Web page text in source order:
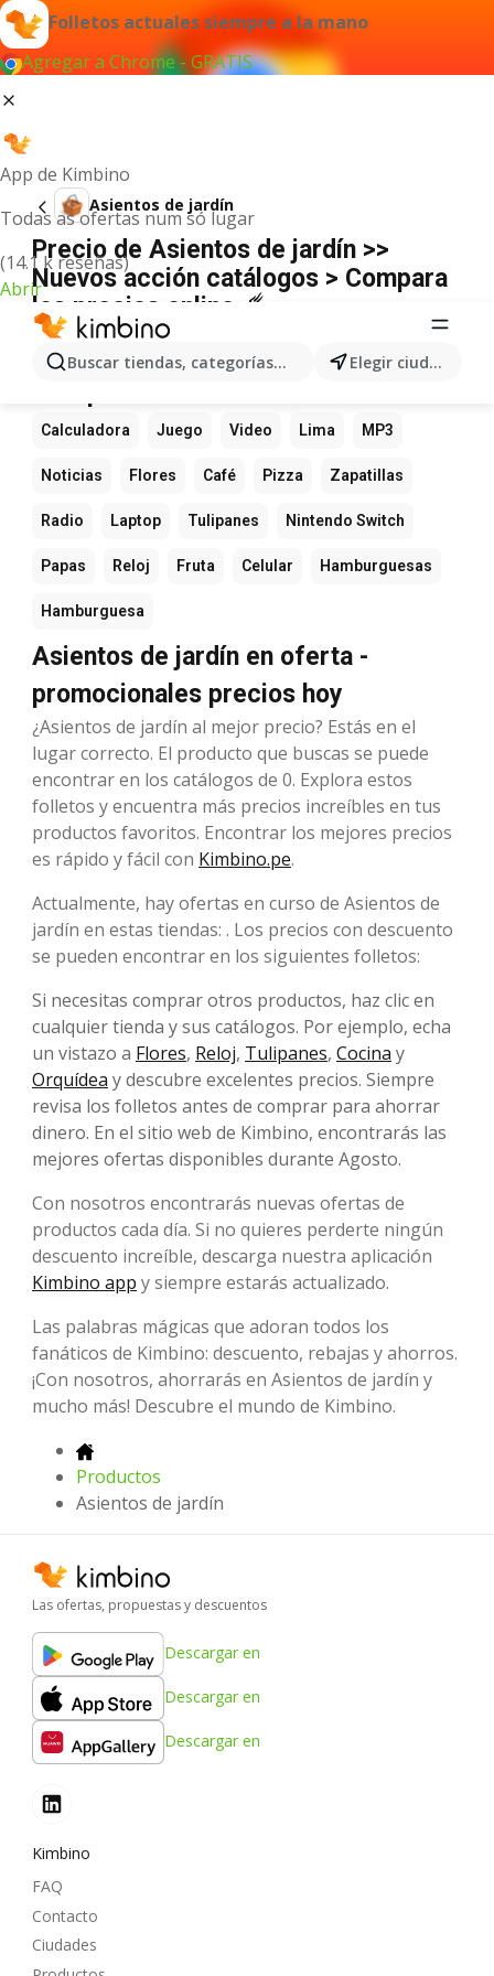
Folletos actuales siempre a la mano
Agregar a Chrome - GRATIS
App de Kimbino
Todas as ofertas num só lugar
(14.1 k reseñas)
Abrir
Buscar tiendas, categorías, productos... Elegir ciudad
Asientos de jardín
Precio de Asientos de jardín >>
Nuevos acción catálogos > Compara
los precios online ☄️
No hemos encontrado resultados para este
término.
Calculadora Juego Video Lima MP3
Noticias Flores Café Pizza Zapatillas
Radio Laptop Tulipanes Nintendo Switch
Papas Reloj Fruta Celular Hamburguesas
Hamburguesa
Asientos de jardín en oferta -
promocionales precios hoy
¿Asientos de jardín al mejor precio? Estás en el
lugar correcto. El producto que buscas se puede
encontrar en los catálogos de 0. Explora estos
folletos y encuentra más precios increíbles en tus
productos favoritos. Encontrar los mejores precios
es rápido y fácil con Kimbino.pe.
Actualmente, hay ofertas en curso de Asientos de
jardín en estas tiendas: . Los precios con descuento
se pueden encontrar en los siguientes folletos:
Si necesitas comprar otros productos, haz clic en
cualquier tienda y sus catálogos. Por ejemplo, echa
un vistazo a Flores, Reloj, Tulipanes, Cocina y
Orquídea y descubre excelentes precios. Siempre
revisa los folletos antes de comprar para ahorrar
dinero. En el sitio web de Kimbino, encontrarás las
mejores ofertas disponibles durante Agosto.
Con nosotros encontrarás nuevas ofertas de
productos cada día. Si no quieres perderte ningún
descuento increíble, descarga nuestra aplicación
Kimbino app y siempre estarás actualizado.
Las palabras mágicas que adoran todos los
fanáticos de Kimbino: descuento, rebajas y ahorros.
¡Con nosotros, ahorrarás en Asientos de jardín y
mucho más! Descubre el mundo de Kimbino.
Productos
Asientos de jardín
Las ofertas, propuestas y descuentos
Descargar en
Descargar en
Descargar en
Kimbino
FAQ
Contacto
Ciudades